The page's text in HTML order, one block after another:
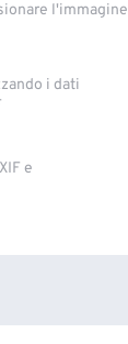
l'immagine
i dati
​​e